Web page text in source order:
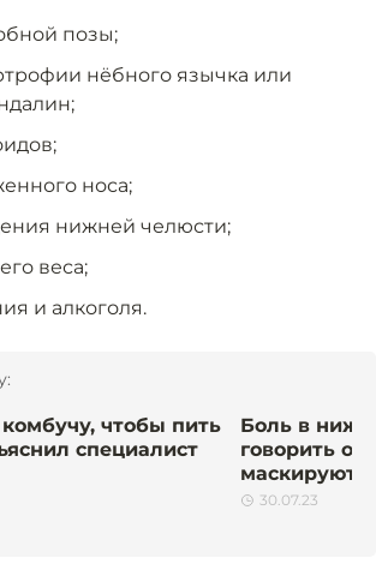
позы;
нёбного язычка или
носа;
нижней челюсти;
веса;
и алкоголя.
чтобы пить
специалист
Боль в
говорить
30.07.23